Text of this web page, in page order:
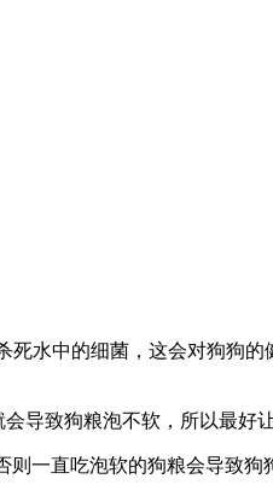
水中的细菌，这会对狗狗
导致狗粮泡不软，所以最好
一直吃泡软的狗粮会导致狗